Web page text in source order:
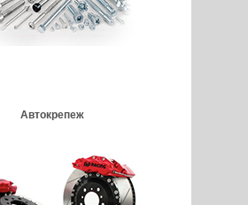
Автокрепеж